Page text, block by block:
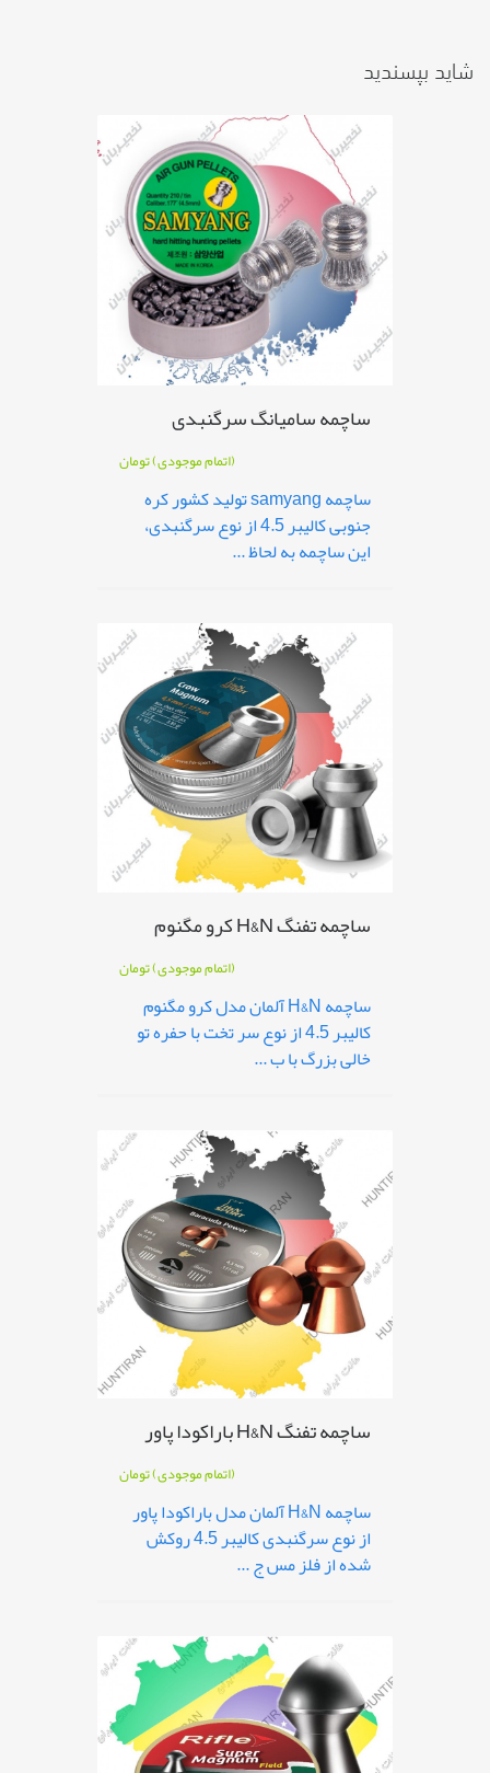
شاید بپسندید
ساچمه سامیانگ سرگنبدی
(اتمام موجودی)تومان
ساچمه samyang تولید کشور کره
جنوبی کالیبر 4.5 از نوع سرگنبدی،
این ساچمه به لحاظ ...
ساچمه تفنگ H&N کرو مگنوم
(اتمام موجودی)تومان
ساچمه H&N آلمان مدل کرو مگنوم
کالیبر 4.5 از نوع سر تخت با حفره تو
خالی بزرگ با ب ...
ساچمه تفنگ H&N باراکودا پاور
(اتمام موجودی)تومان
ساچمه H&N آلمان مدل باراکودا پاور
از نوع سرگنبدی کالیبر 4.5 روکش
شده از فلز مس ج ...